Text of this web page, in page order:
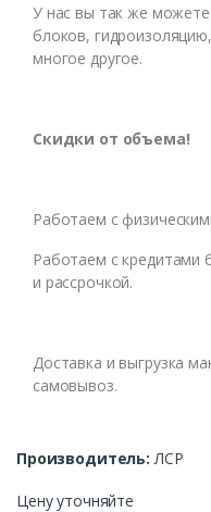
У нас вы так же
блоков,
многое другое.
Скидки от объема!
Работаем с
Работаем с кредитами
и рассрочкой.
Доставка и выгрузка
самовывоз.
Производитель: ЛСР
Цену уточняйте